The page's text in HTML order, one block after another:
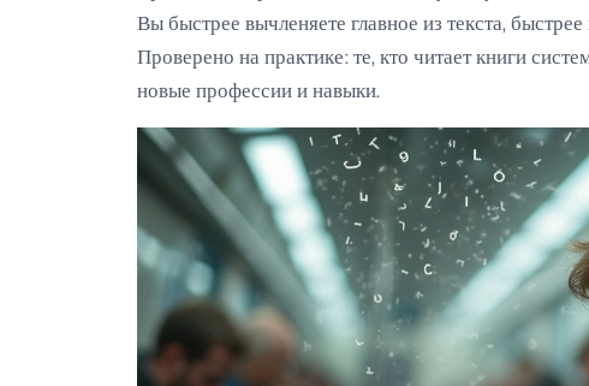
Вы быстрее вычленяете главное из текста,
Проверено на практике: те, кто читает книги
новые профессии и навыки.